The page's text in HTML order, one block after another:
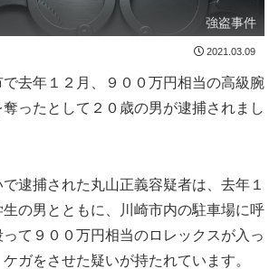
強盗事件
2021.03.09
去年１２月、９００万円相当の高級腕
ったとして２０歳の男が逮捕されまし
逮捕された丸山正義容疑者は、去年１
生の男とともに、川崎市内の駐車場に呼
て９００万円相当のロレックスが入っ
ガをさせた疑いが持たれています。